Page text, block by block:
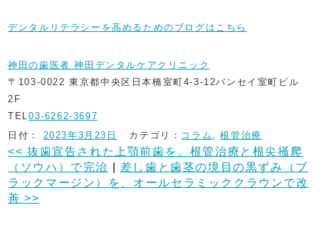
デンタルリテラシーを高めるためのブログはこちら
神田の歯医者 神田デンタルケアクリニック
〒103-0022 東京都中央区日本橋室町4-3-12バンセイ室町ビル
2F
TEL03-6262-3697
日付： 2023年3月23日 カテゴリ： コラム ,根管治療
<< 抜歯宣告された上顎前歯を、根管治療と根尖掻爬
（ソウハ）で完治
差し歯と歯茎の境目の黒ずみ（ブ
ラックマージン）を、オールセラミッククラウンで改
善>>